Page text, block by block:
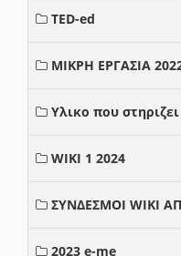
TED-ed
ΜΙΚΡΗ ΕΡΓΑΣΙΑ
Υλικο που
WIKI 1 2024
ΣΥΝΔΕΣΜΟΙ WIKI
2023 e-me